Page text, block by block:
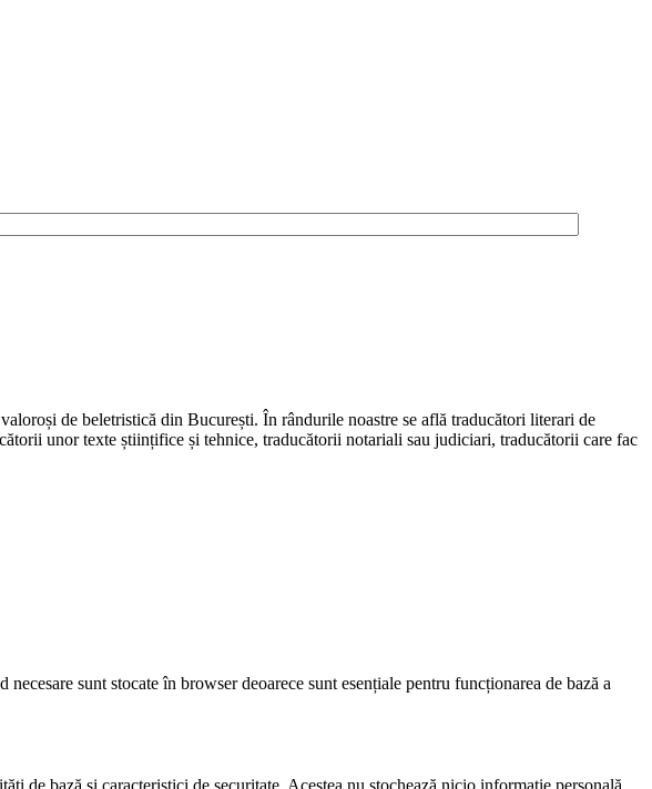
de beletristică din București. În rândurile noastre se află traducători literari de
unor texte științifice și tehnice, traducătorii notariali sau judiciari, traducătorii care fac
sunt stocate în browser deoarece sunt esențiale pentru funcționarea de bază a